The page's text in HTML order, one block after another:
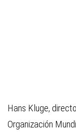
Hans Kluge,
Organización